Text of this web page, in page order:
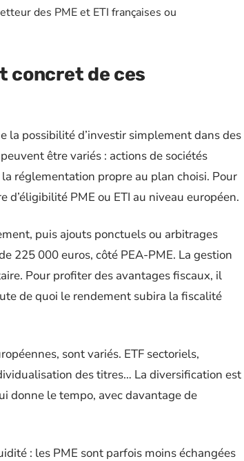
des PME et ETI françaises ou
concret de ces
la possibilité d’investir simplement dans des
être variés : actions de sociétés
réglementation propre au plan choisi. Pour
PME ou ETI au niveau européen.
puis ajouts ponctuels ou arbitrages
225 000 euros, côté PEA-PME. La gestion
Pour profiter des avantages fiscaux, il
de quoi le rendement subira la fiscalité
sont variés. ETF sectoriels,
des titres… La diversification est
donne le tempo, avec davantage de
: les PME sont parfois moins échangées